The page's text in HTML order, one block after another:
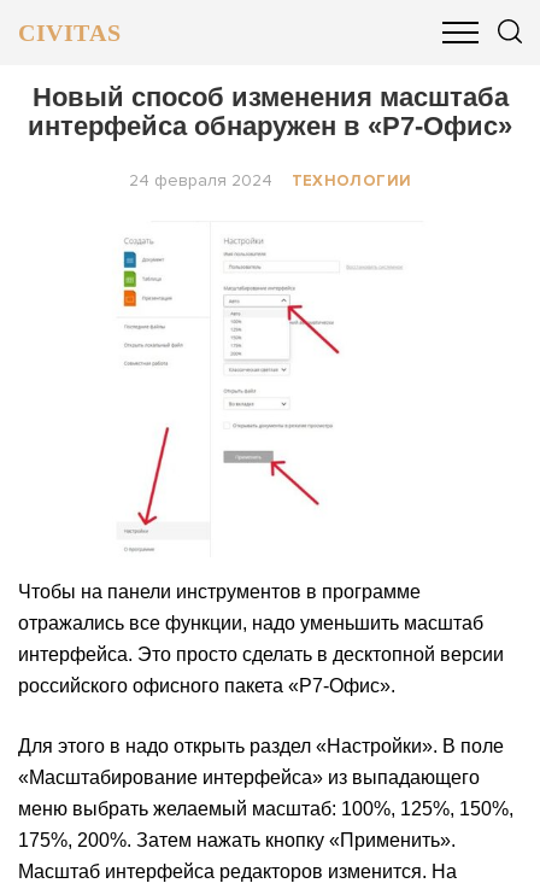
CIVITAS
ОБЩЕСТВО БИЗНЕС И ФИНАНСЫ
Новый способ изменения масштаба
интерфейса обнаружен в «Р7-Офис»
24 февраля 2024 ТЕХНОЛОГИИ
Чтобы на панели инструментов в программе
отражались все функции, надо уменьшить масштаб
интерфейса. Это просто сделать в десктопной версии
российского офисного пакета «Р7-Офис».
Для этого в надо открыть раздел «Настройки». В поле
«Масштабирование интерфейса» из выпадающего
меню выбрать желаемый масштаб: 100%, 125%, 150%,
175%, 200%. Затем нажать кнопку «Применить».
Масштаб интерфейса редакторов изменится. На